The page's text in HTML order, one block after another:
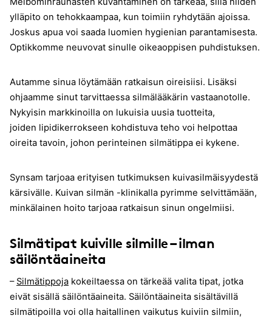
ylläpito on tehokkaampaa, kun toimiin ryhdytään ajoissa.
Joskus apua voi saada luomien hygienian parantamisesta.
Optikkomme neuvovat sinulle oikeaoppisen puhdistuksen.
Autamme sinua löytämään ratkaisun oireisiisi. Lisäksi
ohjaamme sinut tarvittaessa silmälääkärin vastaanotolle.
Nykyisin markkinoilla on lukuisia uusia tuotteita,
joiden lipidikerrokseen kohdistuva teho voi helpottaa
oireita tavoin, johon perinteinen silmätippa ei kykene.
Synsam tarjoaa erityisen tutkimuksen kuivasilmäisyydestä
kärsivälle. Kuivan silmän -klinikalla pyrimme selvittämään,
minkälainen hoito tarjoaa ratkaisun sinun ongelmiisi.
Silmätipat kuiville silmille – ilman
säilöntäaineita
– Silmätippoja kokeiltaessa on tärkeää valita tipat, jotka
eivät sisällä säilöntäaineita. Säilöntäaineita sisältävillä
silmätipoilla voi olla haitallinen vaikutus kuiviin silmiin,